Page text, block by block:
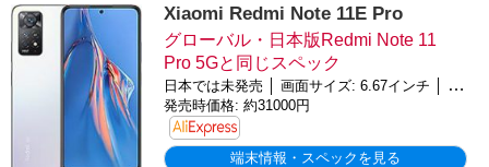
Xiaomi Redmi Note 11E Pro
グローバル・日本版Redmi Note 11
Pro 5Gと同じスペック
日本では未発売 │ 画面サイズ: 6.67インチ │ バッテリー: 5,000mAh │ OS: Android 11
発売時価格: 約31000円
端末情報・スペックを見る